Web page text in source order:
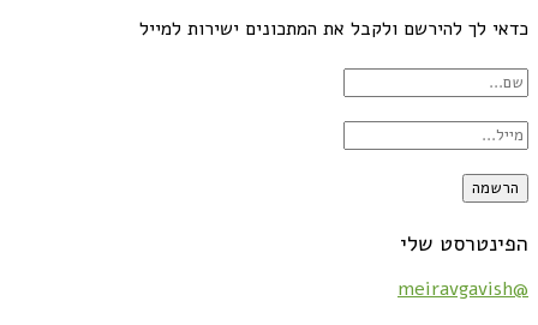
כדאי לך להירשם ולקבל את המתכונים ישירות למייל
הפינטרסט שלי
@meiravgavish